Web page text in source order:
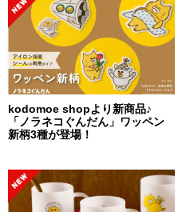
kodomoe shopより新商品♪
「ノラネコぐんだん」ワッペン
新柄3種が登場！